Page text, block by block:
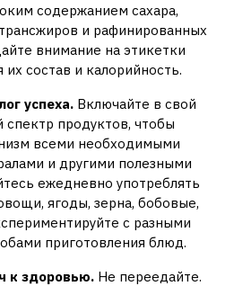
содержанием сахара,
и рафинированных
внимание на этикетки
их состав и калорийность.
успеха.Включайте в свой
продуктов, чтобы
всеми необходимыми
и другими полезными
ежедневно употреблять
ягоды, зерна, бобовые,
с разными
приготовления блюд.
к здоровью.Не переедайте.